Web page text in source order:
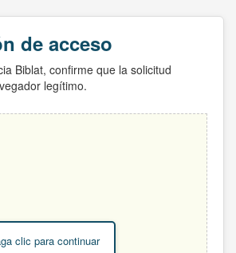
de acceso
Biblat, confirme que la solicitud
legítimo.
clic para continuar